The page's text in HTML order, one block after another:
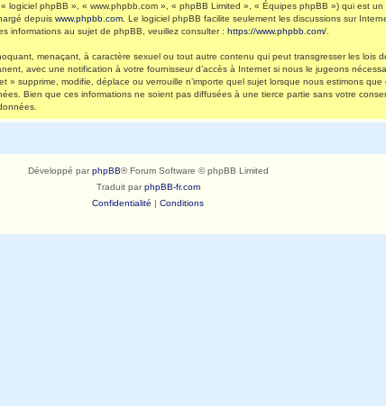
phpBB », « www.phpbb.com », « phpBB Limited », « Équipes phpBB ») qui est
depuis www.phpbb.com . Le logiciel phpBB facilite seulement les discussions sur
informations au sujet de phpBB, veuillez consulter : https://www.phpbb.com/
menaçant, à caractère sexuel ou tout autre contenu qui peut transgresser les lois
avec une notification à votre fournisseur d’accès à Internet si nous le jugeons
supprime, modifie, déplace ou verrouille n’importe quel sujet lorsque nous estimons
Bien que ces informations ne soient pas diffusées à une tierce partie sans votre
Développé parphpBB® Forum Software © phpBB Limited
Traduit parphpBB-fr.com
Confidentialité | Conditions